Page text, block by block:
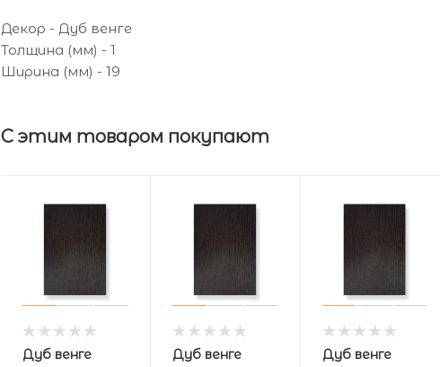
Декор - Дуб венге
Толщина (мм) - 1
Ширина (мм) - 19
С этим товаром покупают
Дуб венге
Дуб венге
Дуб венге